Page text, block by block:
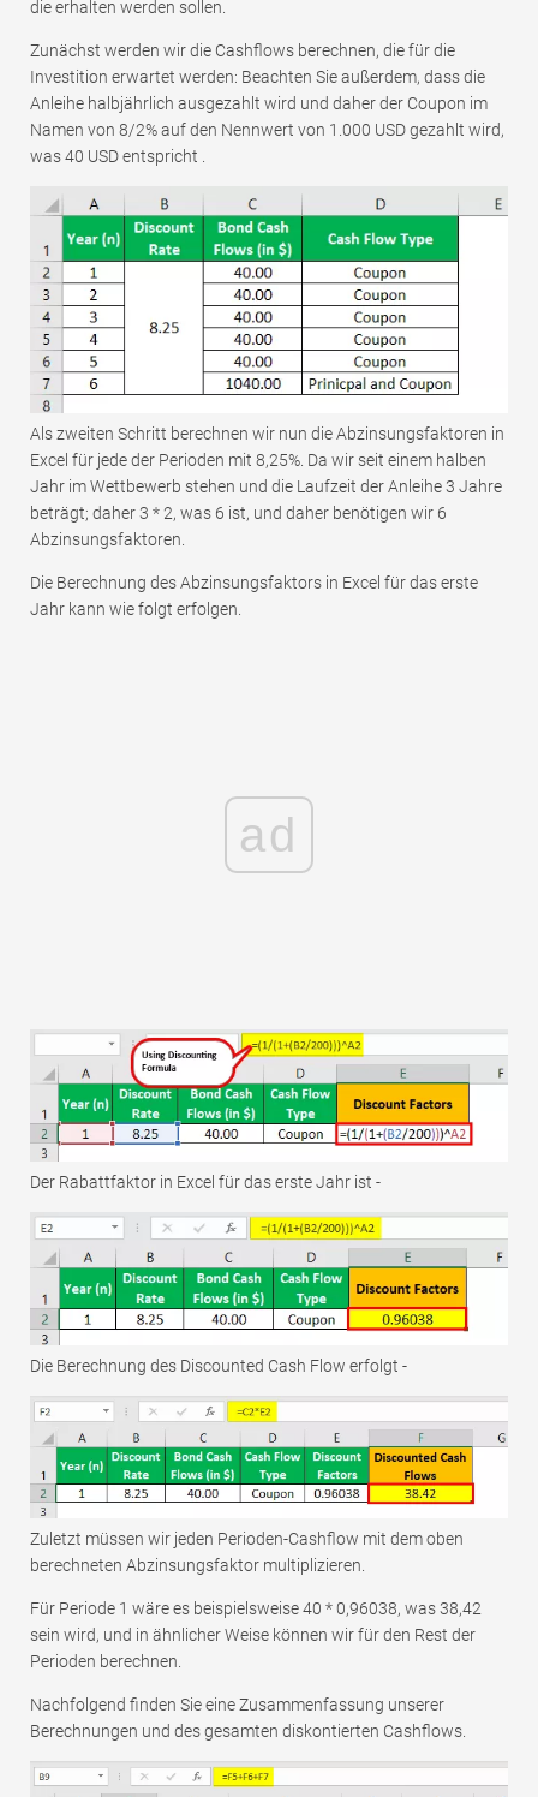
die erhalten werden sollen.
Zunächst werden wir die Cashflows berechnen, die für die
Investition erwartet werden: Beachten Sie außerdem, dass die
Anleihe halbjährlich ausgezahlt wird und daher der Coupon im
Namen von 8/2% auf den Nennwert von 1.000 USD gezahlt wird,
was 40 USD entspricht .
Als zweiten Schritt berechnen wir nun die Abzinsungsfaktoren in
Excel für jede der Perioden mit 8,25%. Da wir seit einem halben
Jahr im Wettbewerb stehen und die Laufzeit der Anleihe 3 Jahre
beträgt; daher 3 * 2, was 6 ist, und daher benötigen wir 6
Abzinsungsfaktoren.
Die Berechnung des Abzinsungsfaktors in Excel für das erste
Jahr kann wie folgt erfolgen.
ad
Der Rabattfaktor in Excel für das erste Jahr ist -
Die Berechnung des Discounted Cash Flow erfolgt -
Zuletzt müssen wir jeden Perioden-Cashflow mit dem oben
berechneten Abzinsungsfaktor multiplizieren.
Für Periode 1 wäre es beispielsweise 40 * 0,96038, was 38,42
sein wird, und in ähnlicher Weise können wir für den Rest der
Perioden berechnen.
Nachfolgend finden Sie eine Zusammenfassung unserer
Berechnungen und des gesamten diskontierten Cashflows.